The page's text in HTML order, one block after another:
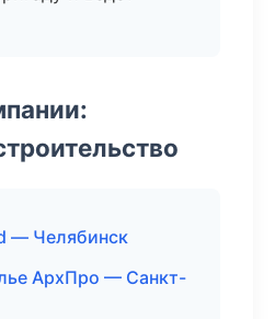
— Челябинск
АрхПро — Санкт-